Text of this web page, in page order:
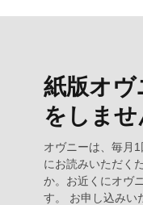
紙版オヴ
をしませ
オヴニーは、毎月
にお読みいただく
か。お近くにオヴ
す。 お申し込みい